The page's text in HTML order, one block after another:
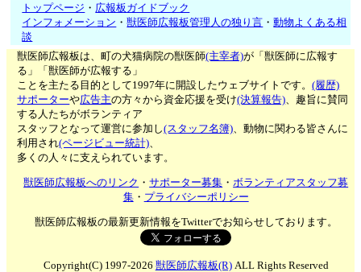
トップページ ・ 広報板ガイドブック
インフォメーション ・獣医師広報板管理人の独り言 ・動物よくある相
談
獣医師広報板は、町の犬猫病院の獣医師(主宰者)が「獣医師に広報す
る」「獣医師が広報する」
ことを主たる目的として1997年に開設したウェブサイトです。(履歴)
サポーターや広告主の方々から資金応援を受け(決算報告)、趣旨に賛同
する人たちがボランティア
スタッフとなって運営に参加し(スタッフ名簿)、動物に関わる皆さんに
利用され(ページビュー統計)、
多くの人々に支えられています。
獣医師広報板へのリンク ・サポーター募集 ・ボランティアスタッフ募
集・ プライバシーポリシー
獣医師広報板の最新更新情報をTwitterでお知らせしております。
Copyright(C) 1997-2026 獣医師広報板(R)ALL Rights Reserved